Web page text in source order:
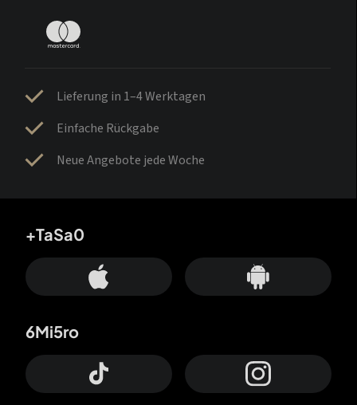
Lieferung in 1–4 Werktagen
Einfache Rückgabe
Neue Angebote jede Woche
+TaSa0
6Mi5ro